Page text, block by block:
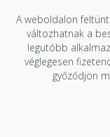
A weboldalon
változhatnak a
legutóbb
véglegesen
győződjön